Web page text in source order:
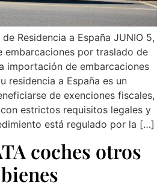
Residencia a España JUNIO 5,
por traslado de
importación de embarcaciones
residencia a España es un
de exenciones fiscales,
estrictos requisitos legales y
está regulado por la […]
coches otros